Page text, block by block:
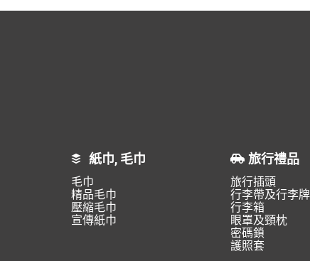
紙巾, 毛巾
毛巾
精品毛巾
壓縮毛巾
宣傳紙巾
旅行禮品
旅行插頭
行李帶及行李牌
行李箱
眼罩及頸枕
密碼鎖
護照套